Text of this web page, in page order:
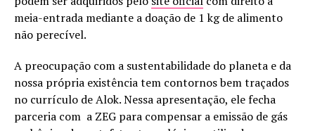
meia-entrada mediante a doação de 1 kg de alimento
não perecível.
A preocupação com a sustentabilidade do planeta e da
nossa própria existência tem contornos bem traçados
no currículo de Alok. Nessa apresentação, ele fecha
parceria com a ZEG para compensar a emissão de gás